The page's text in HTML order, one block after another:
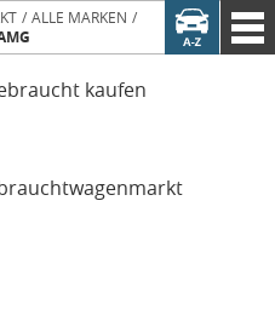
ALLE MARKEN
kaufen